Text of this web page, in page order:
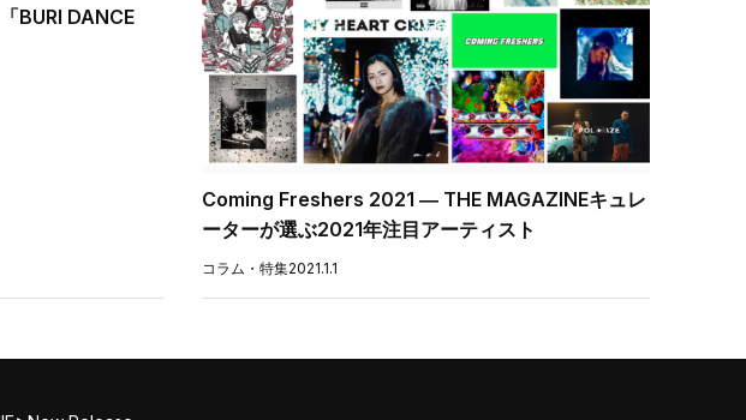
BURI DANCE
Coming Freshers 2021 ― THE MAGAZINEキュレ
ーターが選ぶ2021年注目アーティスト
コラム・特集2021.1.1